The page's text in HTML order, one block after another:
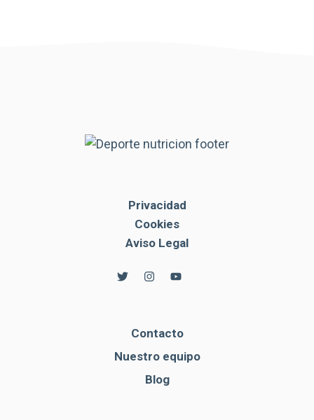
Privacidad
Cookies
Aviso Legal
Contacto
Nuestro equipo
Blog